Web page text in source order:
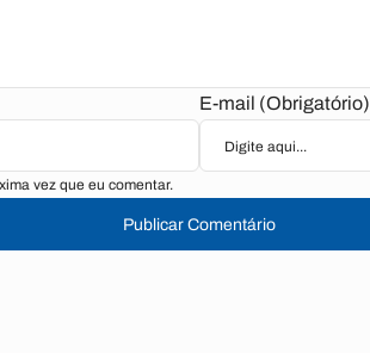
E-mail (Obrigatório)
vez que eu comentar.
Publicar Comentário